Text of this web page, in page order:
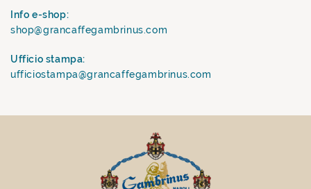
Info e-shop:
shop@grancaffegambrinus.com
Ufficio stampa:
ufficiostampa@grancaffegambrinus.com